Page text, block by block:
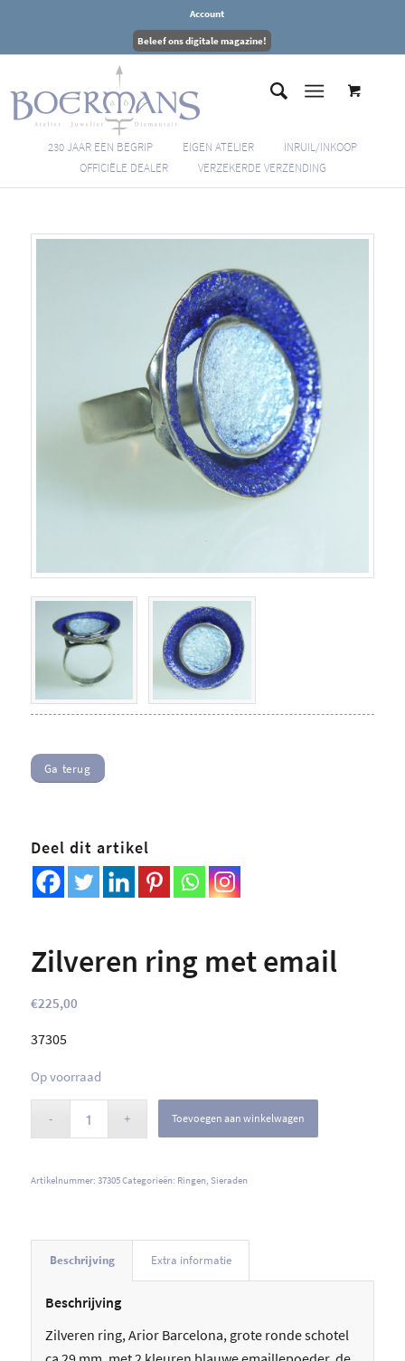
Account
Beleef ons digitale magazine!
230 JAAR EEN BEGRIP EIGEN ATELIER
INRUIL/INKOOP
OFFICIËLE DEALER
VERZEKERDE VERZENDING
Ga terug
Deel dit artikel
Zilveren ring met email
€225,00
37305
Op voorraad
Toevoegen aan winkelwagen
Artikelnummer: 37305Categorieën: Ringen, Sieraden
Beschrijving Extra informatie
Beschrijving
Zilveren ring, Arior Barcelona, grote ronde schotel